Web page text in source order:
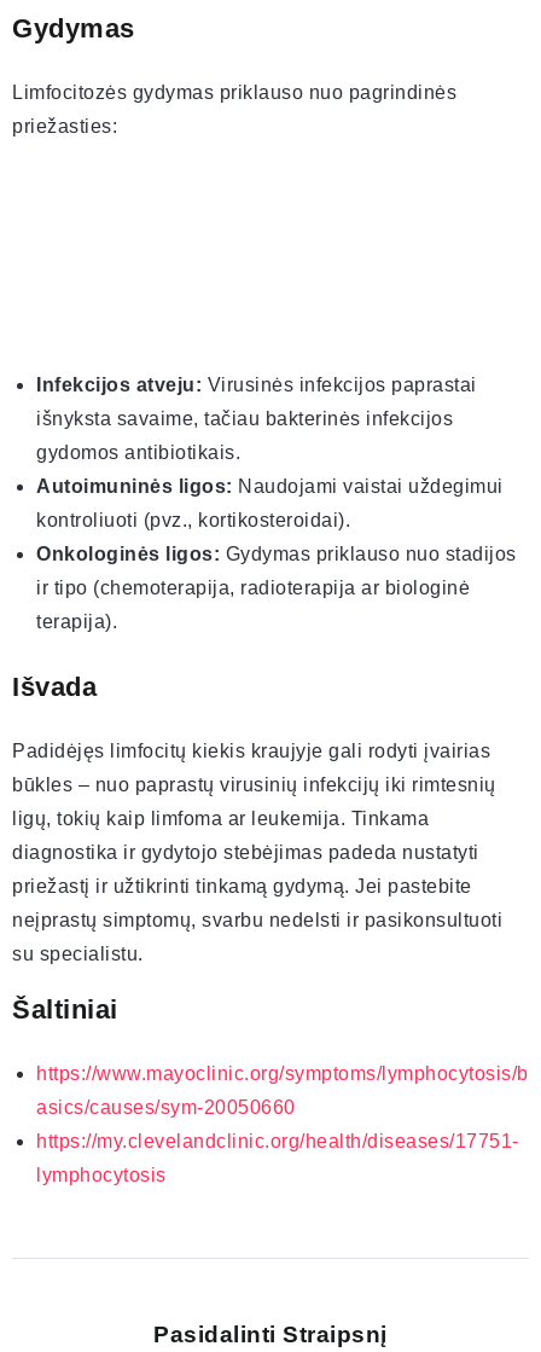
Gydymas
Limfocitozės gydymas priklauso nuo pagrindinės
priežasties:
Infekcijos atveju: Virusinės infekcijos paprastai
išnyksta savaime, tačiau bakterinės infekcijos
gydomos antibiotikais.
Autoimuninės ligos: Naudojami vaistai uždegimui
kontroliuoti (pvz., kortikosteroidai).
Onkologinės ligos: Gydymas priklauso nuo stadijos
ir tipo (chemoterapija, radioterapija ar biologinė
terapija).
Išvada
Padidėjęs limfocitų kiekis kraujyje gali rodyti įvairias
būkles – nuo paprastų virusinių infekcijų iki rimtesnių
ligų, tokių kaip limfoma ar leukemija. Tinkama
diagnostika ir gydytojo stebėjimas padeda nustatyti
priežastį ir užtikrinti tinkamą gydymą. Jei pastebite
neįprastų simptomų, svarbu nedelsti ir pasikonsultuoti
su specialistu.
Šaltiniai
https://www.mayoclinic.org/symptoms/lymphocytosis/b
asics/causes/sym-20050660
https://my.clevelandclinic.org/health/diseases/17751-
lymphocytosis
Pasidalinti Straipsnį